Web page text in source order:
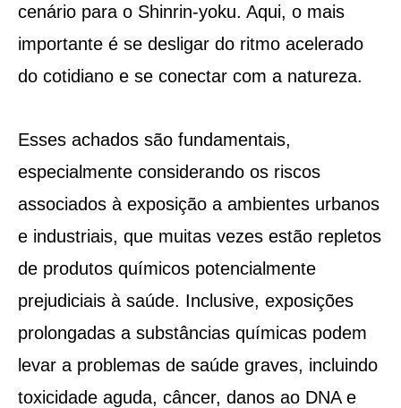
cenário para o Shinrin-yoku. Aqui, o mais
importante é se desligar do ritmo acelerado
do cotidiano e se conectar com a natureza.
Esses achados são fundamentais,
especialmente considerando os riscos
associados à exposição a ambientes urbanos
e industriais, que muitas vezes estão repletos
de produtos químicos potencialmente
prejudiciais à saúde. Inclusive, exposições
prolongadas a substâncias químicas podem
levar a problemas de saúde graves, incluindo
toxicidade aguda, câncer, danos ao DNA e